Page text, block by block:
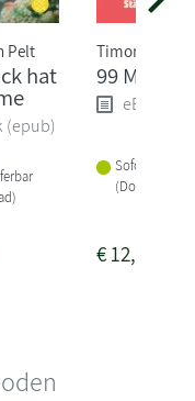
Pelt
hat
(epub)
Timon Krause
99 Mind
eBook
Sofort
(Download)
€12,99